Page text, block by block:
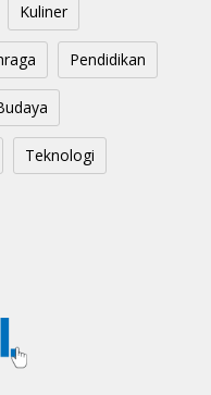
Kuliner
Pendidikan
Teknologi